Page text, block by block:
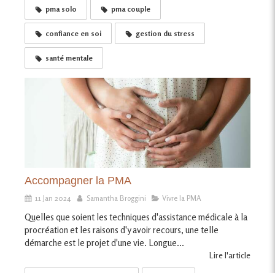
pma solo pma couple
confiance en soi gestion du stress
santé mentale
Accompagner la PMA
11 Jan 2024 Samantha Broggini Vivre la PMA
Quelles que soient les techniques d'assistance médicale à la
procréation et les raisons d'y avoir recours, une telle
démarche est le projet d'une vie. Longue...
Lire l'article